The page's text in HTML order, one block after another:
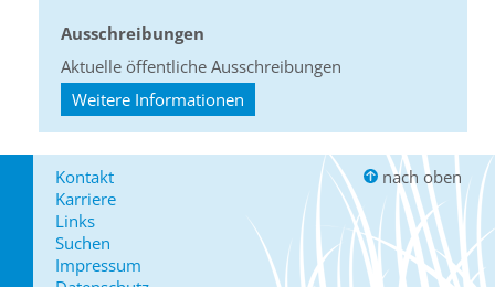
Ausschreibungen
Aktuelle öffentliche Ausschreibungen
Weitere Informationen
Kontakt
Karriere
Links
Suchen
Impressum
nach oben